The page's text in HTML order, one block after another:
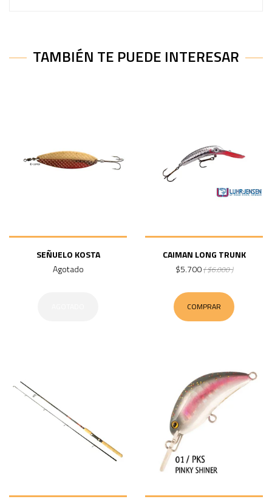
TAMBIÉN TE PUEDE INTERESAR
SEÑUELO KOSTA
Agotado
CAIMAN LONG TRUNK
$5.700( $6.000 )
COMPRAR